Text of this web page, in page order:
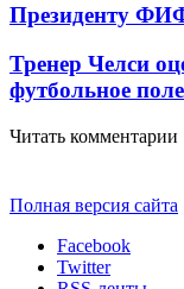
Президенту
Тренер Челси
футбольное поле
Читать комментарии
Полная версия сайта
Facebook
Twitter